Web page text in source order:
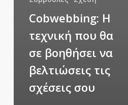
Cobwebbing: Η
τεχνική που θα
σε βοηθήσει να
βελτιώσεις τις
σχέσεις σου